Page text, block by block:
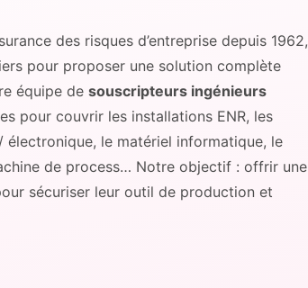
des risques d’entreprise depuis 1962,
pour proposer une solution complète
équipe de souscripteurs ingénieurs
pour couvrir les installations ENR, les
le matériel informatique, le
de process… Notre objectif : offrir une
sécuriser leur outil de production et